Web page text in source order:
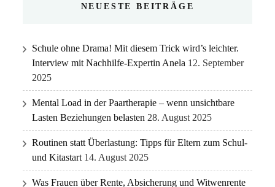
NEUESTE BEITRÄGE
Schule ohne Drama! Mit diesem Trick wird’s leichter.
Interview mit Nachhilfe-Expertin Anela 12. September
2025
Mental Load in der Paartherapie – wenn unsichtbare
Lasten Beziehungen belasten 28. August 2025
Routinen statt Überlastung: Tipps für Eltern zum Schul-
und Kitastart 14. August 2025
Was Frauen über Rente, Absicherung und Witwenrente